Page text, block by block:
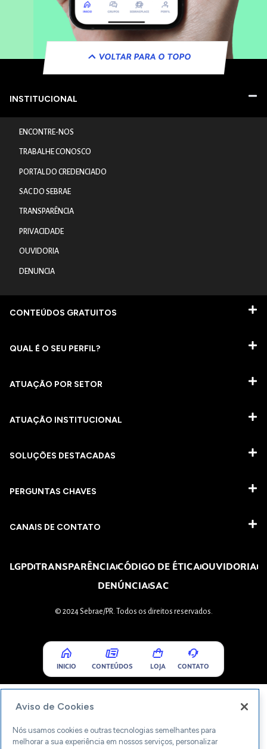
VOLTAR PARA O TOPO
INSTITUCIONAL
ENCONTRE-NOS
TRABALHE CONOSCO
PORTAL DO CREDENCIADO
SAC DO SEBRAE
TRANSPARÊNCIA
PRIVACIDADE
OUVIDORIA
DENUNCIA
CONTEÚDOS GRATUITOS
QUAL É O SEU PERFIL?
ATUAÇÃO POR SETOR
ATUAÇÃO INSTITUCIONAL
SOLUÇÕES DESTACADAS
PERGUNTAS CHAVES​
CANAIS DE CONTATO
LGPDTRANSPARÊNCIACÓDIGO DE ÉTICAOUVIDORIA
DENÚNCIASAC
© 2024 Sebrae/PR. Todos os direitos reservados.
INICIO CONTEÚDOS LOJA CONTATO
Aviso de Cookies
Nós usamos cookies e outras tecnologias semelhantes para
melhorar a sua experiência em nossos serviços, personalizar